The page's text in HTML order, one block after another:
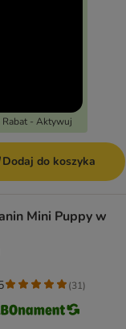
Rabat - Aktywuj
Dodaj do koszyka
Mini Puppy w
(31)